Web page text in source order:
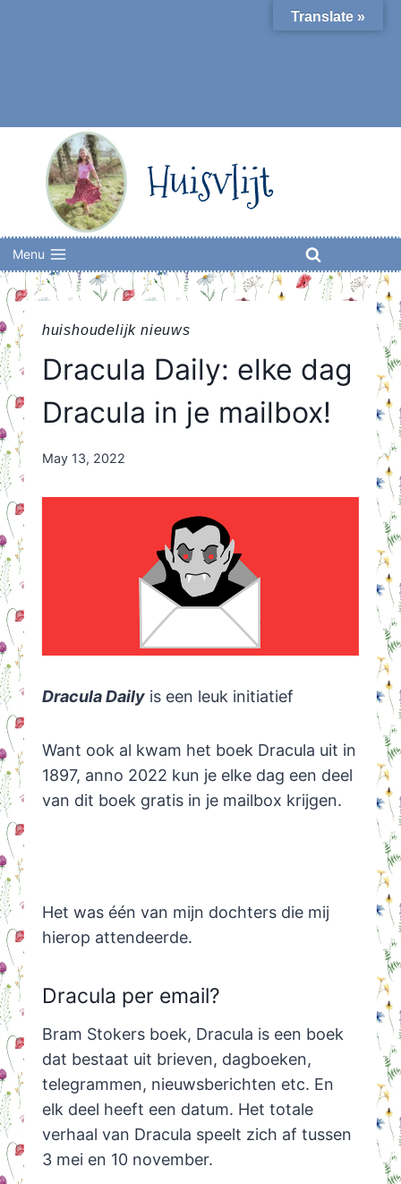
Huisvlijt
Menu
huishoudelijk nieuws
Dracula Daily: elke dag
Dracula in je mailbox!
By
Orriëns
May 13, 2022
Dracula Dailyis een leuk initiatief
Want ook al kwam het boek Dracula uit in
1897, anno 2022 kun je elke dag een deel
van dit boek gratis in je mailbox krijgen.
Het was één van mijn dochters die mij
hierop attendeerde.
Dracula per email?
Bram Stokers boek, Dracula is een boek
dat bestaat uit brieven, dagboeken,
telegrammen, nieuwsberichten etc. En
elk deel heeft een datum. Het totale
verhaal van Dracula speelt zich af tussen
3 mei en 10 november.
Translate »